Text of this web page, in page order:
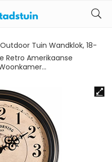
Outdoor Tuin Wandklok, 18-
Retro Amerikaanse